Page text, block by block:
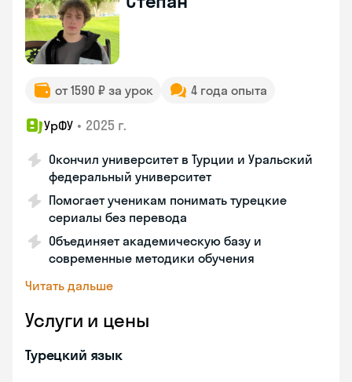
от 1590 ₽ за урок 4 года опыта
УрФУ • 2025 г.
Окончил университет в Турции и Уральский
федеральный университет
Помогает ученикам понимать турецкие
сериалы без перевода
Объединяет академическую базу и
современные методики обучения
Читать дальше
Услуги и цены
Турецкий язык